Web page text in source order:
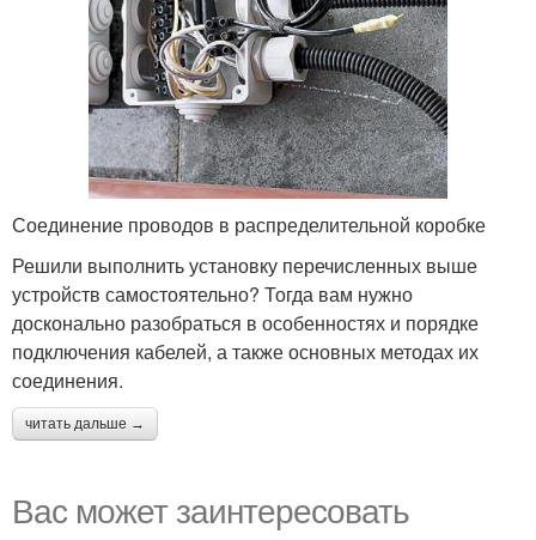
Соединение проводов в распределительной коробке
Решили выполнить установку перечисленных выше
устройств самостоятельно? Тогда вам нужно
досконально разобраться в особенностях и порядке
подключения кабелей, а также основных методах их
соединения.
читать дальше →
Вас может заинтересовать